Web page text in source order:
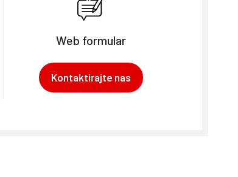
Web formular
Kontaktirajte nas